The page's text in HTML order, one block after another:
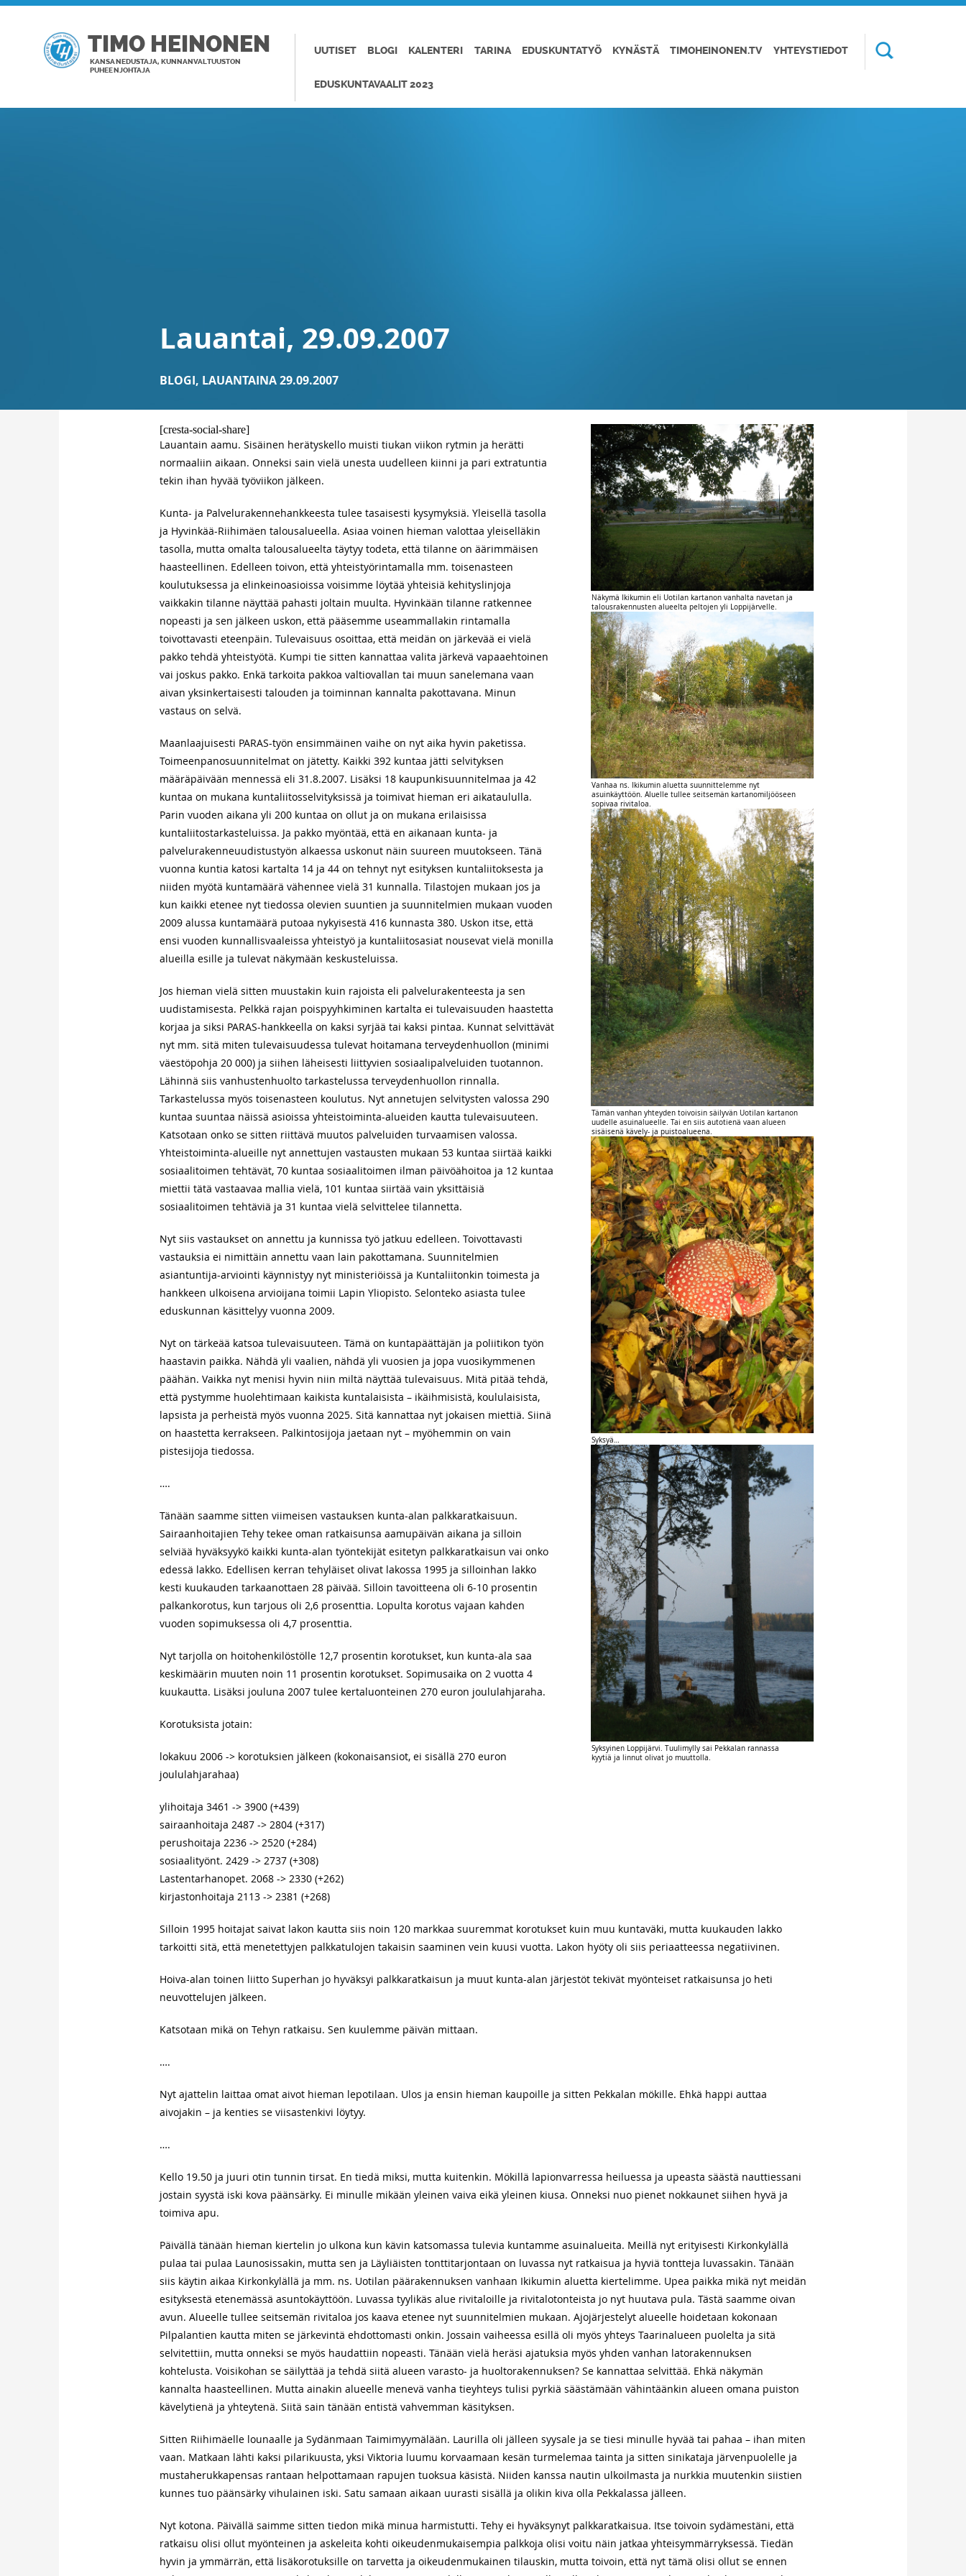
TIMO HEINONEN
KANSANEDUSTAJA, KUNNANVALTUUSTON
PUHEENJOHTAJA
UUTISET BLOGI KALENTERI TARINA EDUSKUNTATYÖ KYNÄSTÄ TIMOHEINONEN.TV YHTEYSTIEDOT
EDUSKUNTAVAALIT 2023
Lauantai, 29.09.2007
BLOGI, LAUANTAINA 29.09.2007
[cresta-social-share]
Näkymä Ikikumin eli Uotilan kartanon vanhalta navetan ja
talousrakennusten alueelta peltojen yli Loppijärvelle.
Vanhaa ns. Ikikumin aluetta suunnittelemme nyt
asuinkäyttöön. Aluelle tullee seitsemän kartanomiljööseen
sopivaa rivitaloa.
Tämän vanhan yhteyden toivoisin säilyvän Uotilan kartanon
uudelle asuinalueelle. Tai en siis autotienä vaan alueen
sisäisenä kävely- ja puistoalueena.
Syksyä…
Syksyinen Loppijärvi. Tuulimylly sai Pekkalan rannassa
kyytiä ja linnut olivat jo muuttolla.
Lauantain aamu. Sisäinen herätyskello muisti tiukan viikon rytmin ja herätti
normaaliin aikaan. Onneksi sain vielä unesta uudelleen kiinni ja pari extratuntia
tekin ihan hyvää työviikon jälkeen.
Kunta- ja Palvelurakennehankkeesta tulee tasaisesti kysymyksiä. Yleisellä tasolla
ja Hyvinkää-Riihimäen talousalueella. Asiaa voinen hieman valottaa yleiselläkin
tasolla, mutta omalta talousalueelta täytyy todeta, että tilanne on äärimmäisen
haasteellinen. Edelleen toivon, että yhteistyörintamalla mm. toisenasteen
koulutuksessa ja elinkeinoasioissa voisimme löytää yhteisiä kehityslinjoja
vaikkakin tilanne näyttää pahasti joltain muulta. Hyvinkään tilanne ratkennee
nopeasti ja sen jälkeen uskon, että pääsemme useammallakin rintamalla
toivottavasti eteenpäin. Tulevaisuus osoittaa, että meidän on järkevää ei vielä
pakko tehdä yhteistyötä. Kumpi tie sitten kannattaa valita järkevä vapaaehtoinen
vai joskus pakko. Enkä tarkoita pakkoa valtiovallan tai muun sanelemana vaan
aivan yksinkertaisesti talouden ja toiminnan kannalta pakottavana. Minun
vastaus on selvä.
Maanlaajuisesti PARAS-työn ensimmäinen vaihe on nyt aika hyvin paketissa.
Toimeenpanosuunnitelmat on jätetty. Kaikki 392 kuntaa jätti selvityksen
määräpäivään mennessä eli 31.8.2007. Lisäksi 18 kaupunkisuunnitelmaa ja 42
kuntaa on mukana kuntaliitosselvityksissä ja toimivat hieman eri aikataululla.
Parin vuoden aikana yli 200 kuntaa on ollut ja on mukana erilaisissa
kuntaliitostarkasteluissa. Ja pakko myöntää, että en aikanaan kunta- ja
palvelurakenneuudistustyön alkaessa uskonut näin suureen muutokseen. Tänä
vuonna kuntia katosi kartalta 14 ja 44 on tehnyt nyt esityksen kuntaliitoksesta ja
niiden myötä kuntamäärä vähennee vielä 31 kunnalla. Tilastojen mukaan jos ja
kun kaikki etenee nyt tiedossa olevien suuntien ja suunnitelmien mukaan vuoden
2009 alussa kuntamäärä putoaa nykyisestä 416 kunnasta 380. Uskon itse, että
ensi vuoden kunnallisvaaleissa yhteistyö ja kuntaliitosasiat nousevat vielä monilla
alueilla esille ja tulevat näkymään keskusteluissa.
Jos hieman vielä sitten muustakin kuin rajoista eli palvelurakenteesta ja sen
uudistamisesta. Pelkkä rajan poispyyhkiminen kartalta ei tulevaisuuden haastetta
korjaa ja siksi PARAS-hankkeella on kaksi syrjää tai kaksi pintaa. Kunnat selvittävät
nyt mm. sitä miten tulevaisuudessa tulevat hoitamana terveydenhuollon (minimi
väestöpohja 20 000) ja siihen läheisesti liittyvien sosiaalipalveluiden tuotannon.
Lähinnä siis vanhustenhuolto tarkastelussa terveydenhuollon rinnalla.
Tarkastelussa myös toisenasteen koulutus. Nyt annetujen selvitysten valossa 290
kuntaa suuntaa näissä asioissa yhteistoiminta-alueiden kautta tulevaisuuteen.
Katsotaan onko se sitten riittävä muutos palveluiden turvaamisen valossa.
Yhteistoiminta-alueille nyt annettujen vastausten mukaan 53 kuntaa siirtää kaikki
sosiaalitoimen tehtävät, 70 kuntaa sosiaalitoimen ilman päivöähoitoa ja 12 kuntaa
miettii tätä vastaavaa mallia vielä, 101 kuntaa siirtää vain yksittäisiä
sosiaalitoimen tehtäviä ja 31 kuntaa vielä selvittelee tilannetta.
Nyt siis vastaukset on annettu ja kunnissa työ jatkuu edelleen. Toivottavasti
vastauksia ei nimittäin annettu vaan lain pakottamana. Suunnitelmien
asiantuntija-arviointi käynnistyy nyt ministeriöissä ja Kuntaliitonkin toimesta ja
hankkeen ulkoisena arvioijana toimii Lapin Yliopisto. Selonteko asiasta tulee
eduskunnan käsittelyy vuonna 2009.
Nyt on tärkeää katsoa tulevaisuuteen. Tämä on kuntapäättäjän ja poliitikon työn
haastavin paikka. Nähdä yli vaalien, nähdä yli vuosien ja jopa vuosikymmenen
päähän. Vaikka nyt menisi hyvin niin miltä näyttää tulevaisuus. Mitä pitää tehdä,
että pystymme huolehtimaan kaikista kuntalaisista – ikäihmisistä, koululaisista,
lapsista ja perheistä myös vuonna 2025. Sitä kannattaa nyt jokaisen miettiä. Siinä
on haastetta kerrakseen. Palkintosijoja jaetaan nyt – myöhemmin on vain
pistesijoja tiedossa.
….
Tänään saamme sitten viimeisen vastauksen kunta-alan palkkaratkaisuun.
Sairaanhoitajien Tehy tekee oman ratkaisunsa aamupäivän aikana ja silloin
selviää hyväksyykö kaikki kunta-alan työntekijät esitetyn palkkaratkaisun vai onko
edessä lakko. Edellisen kerran tehyläiset olivat lakossa 1995 ja silloinhan lakko
kesti kuukauden tarkaanottaen 28 päivää. Silloin tavoitteena oli 6-10 prosentin
palkankorotus, kun tarjous oli 2,6 prosenttia. Lopulta korotus vajaan kahden
vuoden sopimuksessa oli 4,7 prosenttia.
Nyt tarjolla on hoitohenkilöstölle 12,7 prosentin korotukset, kun kunta-ala saa
keskimäärin muuten noin 11 prosentin korotukset. Sopimusaika on 2 vuotta 4
kuukautta. Lisäksi jouluna 2007 tulee kertaluonteinen 270 euron joululahjaraha.
Korotuksista jotain:
lokakuu 2006 -> korotuksien jälkeen (kokonaisansiot, ei sisällä 270 euron
joululahjarahaa)
ylihoitaja 3461 -> 3900 (+439)
sairaanhoitaja 2487 -> 2804 (+317)
perushoitaja 2236 -> 2520 (+284)
sosiaalityönt. 2429 -> 2737 (+308)
Lastentarhanopet. 2068 -> 2330 (+262)
kirjastonhoitaja 2113 -> 2381 (+268)
Silloin 1995 hoitajat saivat lakon kautta siis noin 120 markkaa suuremmat korotukset kuin muu kuntaväki, mutta kuukauden lakko
tarkoitti sitä, että menetettyjen palkkatulojen takaisin saaminen vein kuusi vuotta. Lakon hyöty oli siis periaatteessa negatiivinen.
Hoiva-alan toinen liitto Superhan jo hyväksyi palkkaratkaisun ja muut kunta-alan järjestöt tekivät myönteiset ratkaisunsa jo heti
neuvottelujen jälkeen.
Katsotaan mikä on Tehyn ratkaisu. Sen kuulemme päivän mittaan.
….
Nyt ajattelin laittaa omat aivot hieman lepotilaan. Ulos ja ensin hieman kaupoille ja sitten Pekkalan mökille. Ehkä happi auttaa
aivojakin – ja kenties se viisastenkivi löytyy.
….
Kello 19.50 ja juuri otin tunnin tirsat. En tiedä miksi, mutta kuitenkin. Mökillä lapionvarressa heiluessa ja upeasta säästä nauttiessani
jostain syystä iski kova päänsärky. Ei minulle mikään yleinen vaiva eikä yleinen kiusa. Onneksi nuo pienet nokkaunet siihen hyvä ja
toimiva apu.
Päivällä tänään hieman kiertelin jo ulkona kun kävin katsomassa tulevia kuntamme asuinalueita. Meillä nyt erityisesti Kirkonkylällä
pulaa tai pulaa Launosissakin, mutta sen ja Läyliäisten tonttitarjontaan on luvassa nyt ratkaisua ja hyviä tontteja luvassakin. Tänään
siis käytin aikaa Kirkonkylällä ja mm. ns. Uotilan päärakennuksen vanhaan Ikikumin aluetta kiertelimme. Upea paikka mikä nyt meidän
esityksestä etenemässä asuntokäyttöön. Luvassa tyylikäs alue rivitaloille ja rivitalotonteista jo nyt huutava pula. Tästä saamme oivan
avun. Alueelle tullee seitsemän rivitaloa jos kaava etenee nyt suunnitelmien mukaan. Ajojärjestelyt alueelle hoidetaan kokonaan
Pilpalantien kautta miten se järkevintä ehdottomasti onkin. Jossain vaiheessa esillä oli myös yhteys Taarinalueen puolelta ja sitä
selvitettiin, mutta onneksi se myös haudattiin nopeasti. Tänään vielä heräsi ajatuksia myös yhden vanhan latorakennuksen
kohtelusta. Voisikohan se säilyttää ja tehdä siitä alueen varasto- ja huoltorakennuksen? Se kannattaa selvittää. Ehkä näkymän
kannalta haasteellinen. Mutta ainakin alueelle menevä vanha tieyhteys tulisi pyrkiä säästämään vähintäänkin alueen omana puiston
kävelytienä ja yhteytenä. Siitä sain tänään entistä vahvemman käsityksen.
Sitten Riihimäelle lounaalle ja Sydänmaan Taimimyymälään. Laurilla oli jälleen syysale ja se tiesi minulle hyvää tai pahaa – ihan miten
vaan. Matkaan lähti kaksi pilarikuusta, yksi Viktoria luumu korvaamaan kesän turmelemaa tainta ja sitten sinikataja järvenpuolelle ja
mustaherukkapensas rantaan helpottamaan rapujen tuoksua käsistä. Niiden kanssa nautin ulkoilmasta ja nurkkia muutenkin siistien
kunnes tuo päänsärky vihulainen iski. Satu samaan aikaan uurasti sisällä ja olikin kiva olla Pekkalassa jälleen.
Nyt kotona. Päivällä saimme sitten tiedon mikä minua harmistutti. Tehy ei hyväksynyt palkkaratkaisua. Itse toivoin sydämestäni, että
ratkaisu olisi ollut myönteinen ja askeleita kohti oikeudenmukaisempia palkkoja olisi voitu näin jatkaa yhteisymmärryksessä. Tiedän
hyvin ja ymmärrän, että lisäkorotuksille on tarvetta ja oikeudenmukainen tilauskin, mutta toivoin, että nyt tämä olisi ollut se ennen